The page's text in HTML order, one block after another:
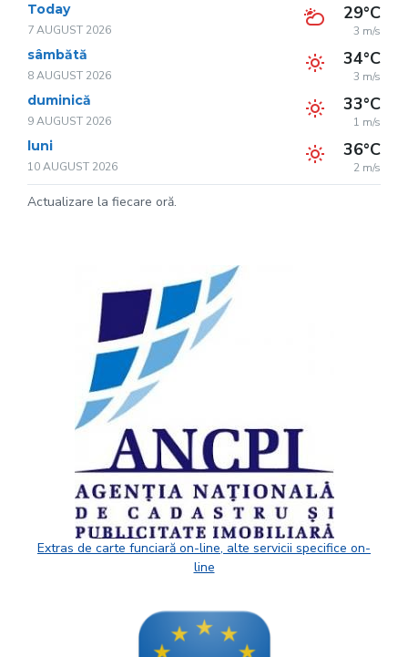
Today
7 AUGUST 2026
29°C
3 m/s
sâmbătă
8 AUGUST 2026
34°C
3 m/s
duminică
9 AUGUST 2026
33°C
1 m/s
luni
10 AUGUST 2026
36°C
2 m/s
Actualizare la fiecare oră.
Extras de carte funciară on-line, alte servicii specifice on-
line